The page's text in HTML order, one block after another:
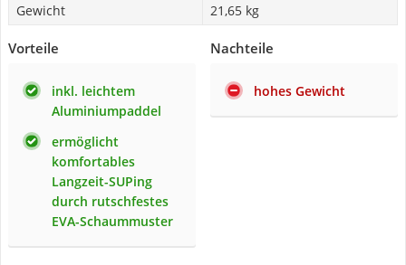
Gewicht
21,65 kg
Vorteile
inkl. leichtem
Aluminiumpaddel
ermöglicht
komfortables
Langzeit-SUPing
durch rutschfestes
EVA-Schaummuster
Nachteile
hohes Gewicht